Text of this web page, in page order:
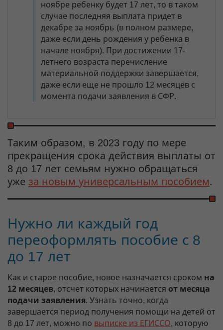
ноябре ребенку будет 17 лет, то в таком
случае последняя выплата придет в
декабре за ноябрь (в полном размере,
даже если день рождения у ребенка в
начале ноября). При достижении 17-
летнего возраста перечисление
материальной поддержки завершается,
даже если еще не прошло 12 месяцев с
момента подачи заявления в СФР.
Таким образом, в 2023 году по мере
прекращения срока действия выплаты от
8 до 17 лет семьям нужно обращаться
уже за новым универсальным пособием.
Нужно ли каждый год
переоформлять пособие с 8
до 17 лет
Как и старое пособие, новое назначается сроком на
12 месяцев, отсчет которых начинается от месяца
подачи заявления. Узнать точно, когда
завершается период получения помощи на детей от
8 до 17 лет, можно по выписке из ЕГИССО, которую